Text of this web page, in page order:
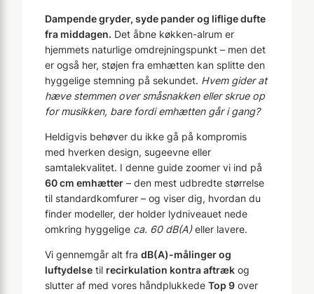
Dampende gryder, syde pander og liflige dufte
fra middagen. Det åbne køkken-alrum er
hjemmets naturlige omdrejningspunkt – men det
er også her, støjen fra emhætten kan splitte den
hyggelige stemning på sekundet. Hvem gider at
hæve stemmen over småsnakken eller skrue op
for musikken, bare fordi emhætten går i gang?
Heldigvis behøver du ikke gå på kompromis
med hverken design, sugeevne eller
samtalekvalitet. I denne guide zoomer vi ind på
60 cm emhætter – den mest udbredte størrelse
til standardkomfurer – og viser dig, hvordan du
finder modeller, der holder lydniveauet nede
omkring hyggelige ca. 60 dB(A)eller lavere.
Vi gennemgår alt fra dB(A)-målinger og
luftydelse til recirkulation kontra aftræk og
slutter af med vores håndplukkede Top 9 over